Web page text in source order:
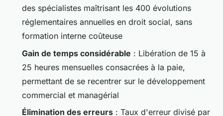
des spécialistes maîtrisant les 400 évolutions
réglementaires annuelles en droit social, sans
formation interne coûteuse
Gain de temps considérable : Libération de 15 à
25 heures mensuelles consacrées à la paie,
permettant de se recentrer sur le développement
commercial et managérial
Élimination des erreurs : Taux d'erreur divisé par